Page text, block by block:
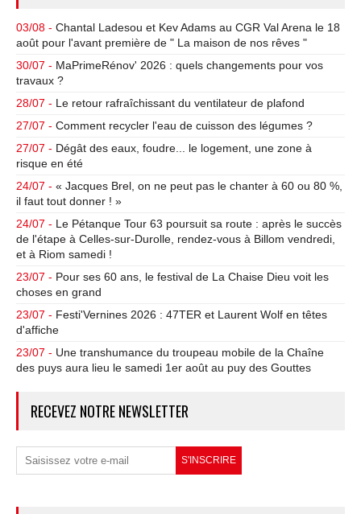
03/08 - Chantal Ladesou et Kev Adams au CGR Val Arena le 18
août pour l'avant première de " La maison de nos rêves "
30/07 - MaPrimeRénov' 2026 : quels changements pour vos
travaux ?
28/07 - Le retour rafraîchissant du ventilateur de plafond
27/07 - Comment recycler l'eau de cuisson des légumes ?
27/07 - Dégât des eaux, foudre... le logement, une zone à
risque en été
24/07 - « Jacques Brel, on ne peut pas le chanter à 60 ou 80 %,
il faut tout donner ! »
24/07 - Le Pétanque Tour 63 poursuit sa route : après le succès
de l'étape à Celles-sur-Durolle, rendez-vous à Billom vendredi,
et à Riom samedi !
23/07 - Pour ses 60 ans, le festival de La Chaise Dieu voit les
choses en grand
23/07 - Festi'Vernines 2026 : 47TER et Laurent Wolf en têtes
d'affiche
23/07 - Une transhumance du troupeau mobile de la Chaîne
des puys aura lieu le samedi 1er août au puy des Gouttes
RECEVEZ NOTRE NEWSLETTER